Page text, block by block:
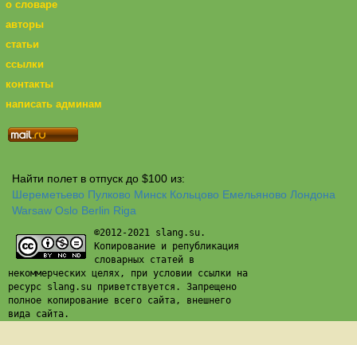
о словаре
авторы
статьи
ссылки
контакты
написать админам
Найти полет в отпуск до $100 из:
Шереметьево Пулково Минск Кольцово Емельяново Лондона
Warsaw Oslo Berlin Riga
©2012-2021 slang.su.
Копирование и републикация
словарных статей в
некоммерческих целях, при условии ссылки на
ресурс slang.su приветствуется. Запрещено
полное копирование всего сайта, внешнего
вида сайта.